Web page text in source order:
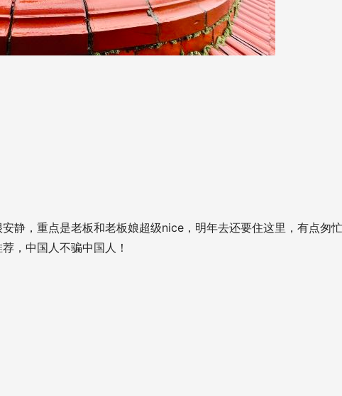
静，重点是老板和老板娘超级nice，明年去还要住这里，有点匆
，中国人不骗中国人！